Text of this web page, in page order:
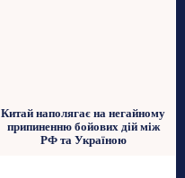
Китай наполягає на негайному
припиненню бойових дій між
РФ та Україною